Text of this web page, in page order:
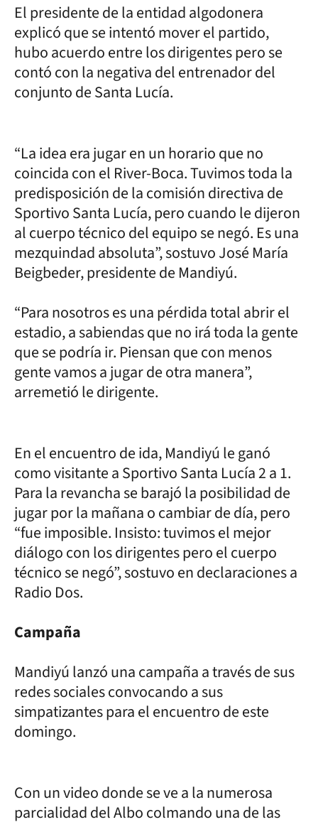
El presidente de la entidad algodonera
explicó que se intentó mover el partido,
hubo acuerdo entre los dirigentes pero se
contó con la negativa del entrenador del
conjunto de Santa Lucía.
“La idea era jugar en un horario que no
coincida con el River-Boca. Tuvimos toda la
predisposición de la comisión directiva de
Sportivo Santa Lucía, pero cuando le dijeron
al cuerpo técnico del equipo se negó. Es una
mezquindad absoluta”, sostuvo José María
Beigbeder, presidente de Mandiyú.
“Para nosotros es una pérdida total abrir el
estadio, a sabiendas que no irá toda la gente
que se podría ir. Piensan que con menos
gente vamos a jugar de otra manera”,
arremetió le dirigente.
En el encuentro de ida, Mandiyú le ganó
como visitante a Sportivo Santa Lucía 2 a 1.
Para la revancha se barajó la posibilidad de
jugar por la mañana o cambiar de día, pero
“fue imposible. Insisto: tuvimos el mejor
diálogo con los dirigentes pero el cuerpo
técnico se negó”, sostuvo en declaraciones a
Radio Dos.
Campaña
Mandiyú lanzó una campaña a través de sus
redes sociales convocando a sus
simpatizantes para el encuentro de este
domingo.
Con un video donde se ve a la numerosa
parcialidad del Albo colmando una de las